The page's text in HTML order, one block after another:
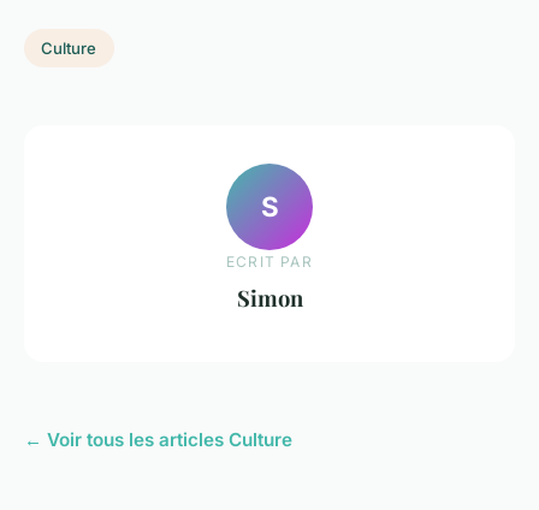
Culture
S
ECRIT PAR
Simon
← Voir tous les articles Culture